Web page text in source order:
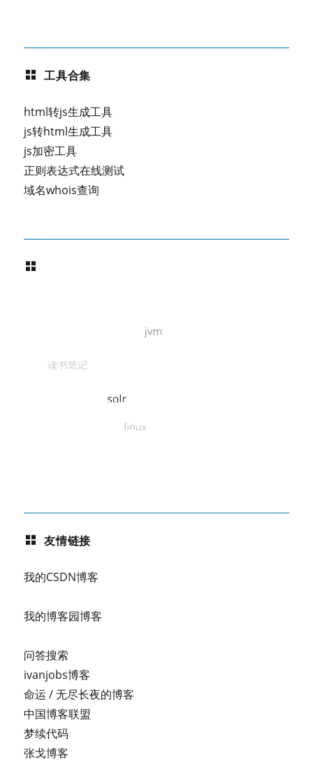
工具合集
html转js生成工具
js转html生成工具
js加密工具
正则表达式在线测试
域名whois查询
友情链接
我的CSDN博客
我的博客园博客
问答搜索
ivanjobs博客
命运 / 无尽长夜的博客
中国博客联盟
梦续代码
张戈博客